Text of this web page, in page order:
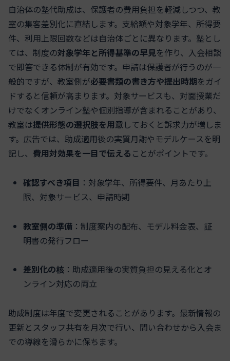
自治体の塾代助成は、保護者の費用負担を軽減しつつ、教
室の集客差別化に直結します。支給額や対象学年、所得要
件、利用上限回数などは自治体ごとに異なります。塾とし
ては、制度の対象学年と所得基準の早見を作り、入会相談
で即答できる体制が有効です。申請は保護者が行うのが一
般的ですが、教室側が必要書類の書き方や提出時期をガイ
ドすると信頼が高まります。対象サービスも、対面授業だ
けでなくオンライン塾や個別指導が含まれることがあり、
教室は提供形態の選択肢を用意 しておくと訴求力が増しま
す。広告では、助成適用後の実質月謝やモデルケースを明
記し、 費用対効果を一目で伝える ことがポイントです。
確認すべき項目 ：対象学年、所得要件、月あたり上
限、対象サービス、申請時期
教室側の準備 ：制度案内の配布、モデル料金表、証
明書の発行フロー
差別化の核 ：助成適用後の実質負担の見える化とオ
ンライン対応の両立
助成制度は年度で変更されることがあります。最新情報の
更新とスタッフ共有を月次で行い、問い合わせから入会ま
での導線を滑らかに保ちます。